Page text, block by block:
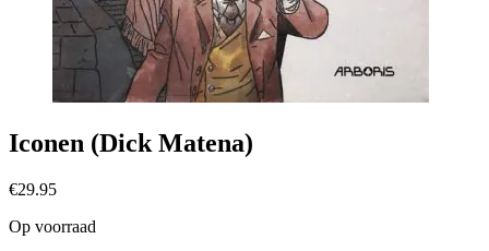
Iconen (Dick Matena)
€29.95
Op voorraad